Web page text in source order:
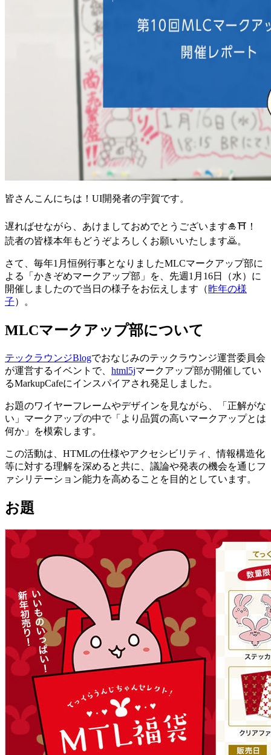
皆さんこんにちは！UI開発者の宇賀です。
遅ればせながら、あけましておめでとうございます🎍⛩！
読者の皆様本年もどうぞよろしくお願いいたします🙇。
さて、毎年1月恒例行事となりましたMLCマークアップ部に
よる「かきぞめマークアップ部」を、先週1月16日（水）に
開催しましたので当日の様子をお伝えします（昨年の様
子）。
MLCマークアップ部について
テックラウンジBlogでおなじみのテックラウンジ運営委員会
が運営するイベントで、 html5jマークアップ部が開催してい
るMarkupCafeにインスパイアされ発足しました。
お題のワイヤーフレームやデザインを見ながら、「正解がな
い」マークアップの中で「より品質の高いマークアップとは
何か」を模索します。
この活動は、HTMLの仕様やアクセシビリティ、情報構造化
等に対する理解を深めると共に、議論や発表の機会を通じフ
ァシリテーション能力を高めることを目的としています。
お題